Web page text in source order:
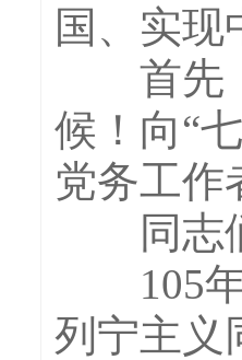
国、实
首先，
候！向“
党务工作
同志们
105年
列宁主义